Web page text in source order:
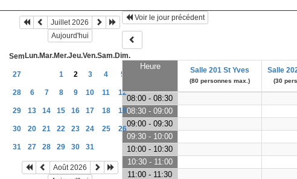
Juillet 2026
Aujourd'hui
Sem Lun.Mar.Mer.Jeu.Ven.Sam.Dim.
27 1 2 3 4 5
28 6 7 8 9 10 11 12
29 13 14 15 16 17 18 19
30 20 21 22 23 24 25 26
31 27 28 29 30 31
Août 2026
Heure Salle 201 St Yves
(80 personnes max.)
Salle
(30
Voir le jour précédent
08:00 - 08:30
08:30 - 09:00
09:00 - 09:30
09:30 - 10:00
10:00 - 10:30
10:30 - 11:00
11:00 - 11:30